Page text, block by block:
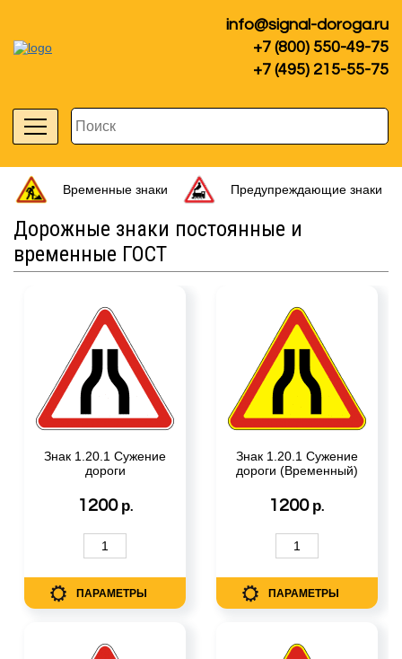
info@signal-doroga.ru
+7 (800) 550-49-75
+7 (495) 215-55-75
Временные знаки Предупреждающие знаки
Дорожные знаки постоянные и
временные ГОСТ
Знак 1.20.1 Сужение
дороги
1200 р.
ПАРАМЕТРЫ
Знак 1.20.1 Сужение
дороги (Временный)
1200 р.
ПАРАМЕТРЫ